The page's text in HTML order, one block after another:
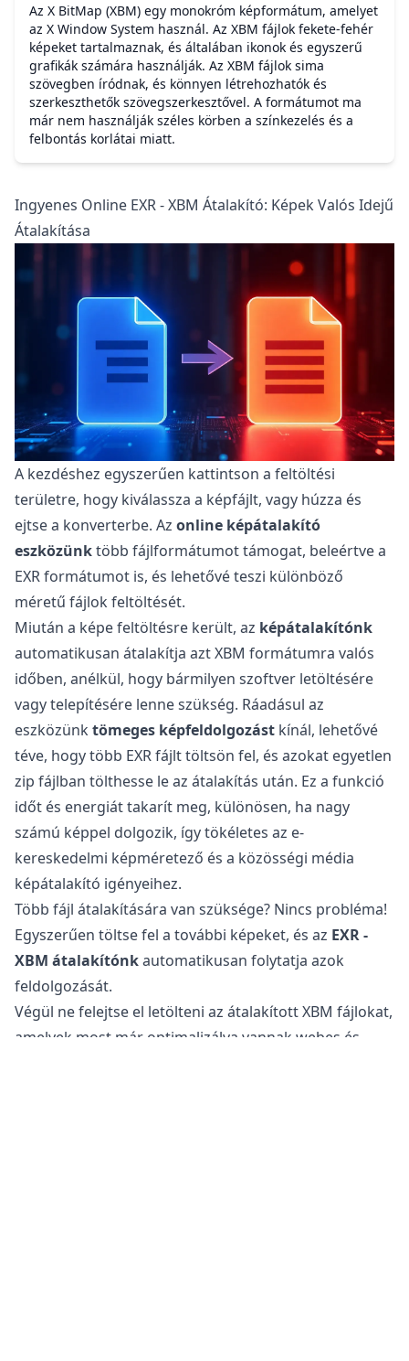
Az X BitMap (XBM) egy monokróm képformátum, amelyet
az X Window System használ. Az XBM fájlok fekete-fehér
képeket tartalmaznak, és általában ikonok és egyszerű
grafikák számára használják. Az XBM fájlok sima
szövegben íródnak, és könnyen létrehozhatók és
szerkeszthetők szövegszerkesztővel. A formátumot ma
már nem használják széles körben a színkezelés és a
felbontás korlátai miatt.
Ingyenes Online EXR - XBM Átalakító: Képek Valós Idejű
Átalakítása
A kezdéshez egyszerűen kattintson a feltöltési
területre, hogy kiválassza a képfájlt, vagy húzza és
ejtse a konverterbe. Az online képátalakító
eszközünktöbb fájlformátumot támogat, beleértve a
EXR formátumot is, és lehetővé teszi különböző
méretű fájlok feltöltését.
Miután a képe feltöltésre került, az képátalakítónk
automatikusan átalakítja azt XBM formátumra valós
időben, anélkül, hogy bármilyen szoftver letöltésére
vagy telepítésére lenne szükség. Ráadásul az
eszközünk tömeges képfeldolgozást kínál, lehetővé
téve, hogy több EXR fájlt töltsön fel, és azokat egyetlen
zip fájlban tölthesse le az átalakítás után. Ez a funkció
időt és energiát takarít meg, különösen, ha nagy
számú képpel dolgozik, így tökéletes az e-
kereskedelmi képméretező és a közösségi média
képátalakító igényeihez.
Több fájl átalakítására van szüksége? Nincs probléma!
Egyszerűen töltse fel a további képeket, és az EXR -
XBM átalakítónkautomatikusan folytatja azok
feldolgozását.
Végül ne felejtse el letölteni az átalakított XBM fájlokat,
amelyek most már optimalizálva vannak webes és